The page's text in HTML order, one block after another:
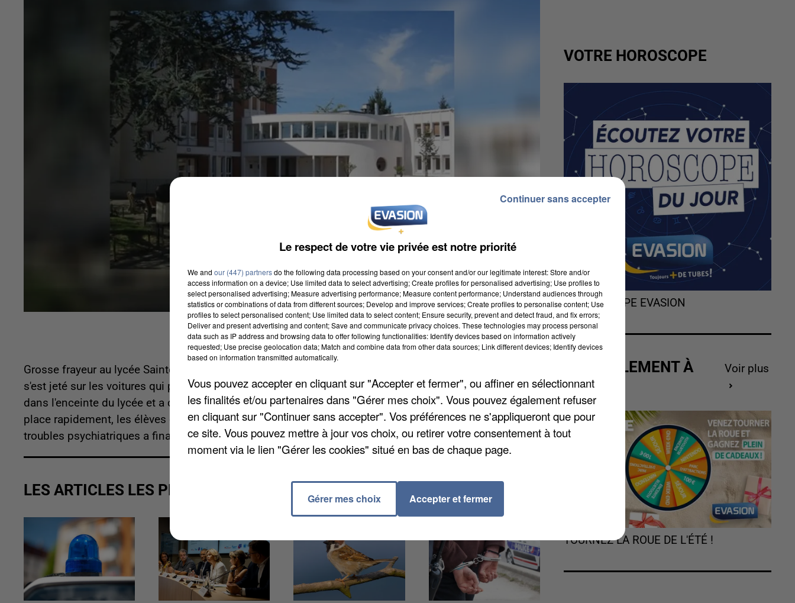
Grosse frayeur au lycée Sainte-Thérèse hier à Rambouillet. A l'heure de la sonnerie du matin, un homme
s'est jeté sur les voitures qui passaient devant l'établissement, racontele Parisien. Il a ensuite pénétré
dans l'enceinte du lycée et a cassé un carreau avant de se rendre sur le toit. La police est arrivée sur
place rapidement, les élèves ont été confinés le temps des opérations. L'homme, qui présente des
troubles psychiatriques a finalement été neutralisé avant un potentiel drame.
LES ARTICLES LES PLUS VUS
VOTRE HOROSCOPE
L'HOROSCOPE EVASION
ACTUELLEMENT À
GAGNER
Voir plus
TOURNEZ LA ROUE DE L'ÉTÉ !
Le respect de votre vie privée est notre priorité
We and our (447) partnersdo the following data processing based on your consent and/or our legitimate interest: Store and/or
access information on a device; Use limited data to select advertising; Create profiles for personalised advertising; Use profiles to
select personalised advertising; Measure advertising performance; Measure content performance; Understand audiences through
statistics or combinations of data from different sources; Develop and improve services; Create profiles to personalise content; Use
profiles to select personalised content; Use limited data to select content; Ensure security, prevent and detect fraud, and fix errors;
Deliver and present advertising and content; Save and communicate privacy choices. These technologies may process personal
data such as IP address and browsing data to offer following functionalities: Identify devices based on information actively
requested; Use precise geolocation data; Match and combine data from other data sources; Link different devices; Identify devices
based on information transmitted automatically.
Vous pouvez accepter en cliquant sur "Accepter et fermer", ou affiner en sélectionnant
les finalités et/ou partenaires dans "Gérer mes choix". Vous pouvez également refuser
en cliquant sur "Continuer sans accepter". Vos préférences ne s'appliqueront que pour
ce site. Vous pouvez mettre à jour vos choix, ou retirer votre consentement à tout
moment via le lien "Gérer les cookies" situé en bas de chaque page.
Gérer mes choix Accepter et fermer
Continuer sans accepter